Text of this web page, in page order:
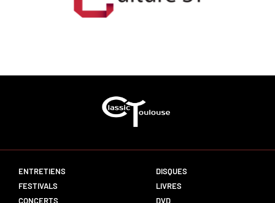
ENTRETIENS
FESTIVALS
CONCERTS
DISQUES
LIVRES
DVD